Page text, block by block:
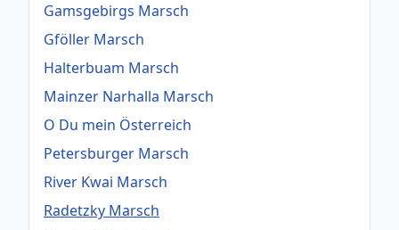
Gamsgebirgs Marsch
Gföller Marsch
Halterbuam Marsch
Mainzer Narhalla Marsch
O Du mein Österreich
Petersburger Marsch
River Kwai Marsch
Radetzky Marsch